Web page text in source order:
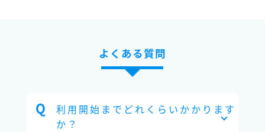
よくある質問
利用開始までどれくらいかかります
か？